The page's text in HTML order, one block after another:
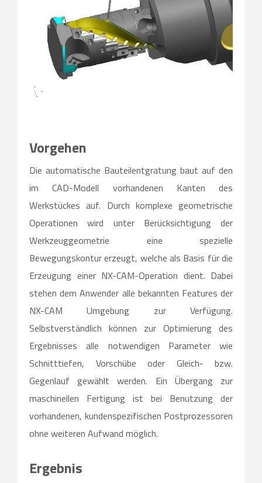
Vorgehen
Die automatische Bauteilentgratung baut auf den
im CAD-Modell vorhandenen Kanten des
Werkstückes auf. Durch komplexe geometrische
Operationen wird unter Berücksichtigung der
Werkzeuggeometrie eine spezielle
Bewegungskontur erzeugt, welche als Basis für die
Erzeugung einer NX-CAM-Operation dient. Dabei
stehen dem Anwender alle bekannten Features der
NX-CAM Umgebung zur Verfügung.
Selbstverständlich können zur Optimierung des
Ergebnisses alle notwendigen Parameter wie
Schnitttiefen, Vorschübe oder Gleich- bzw.
Gegenlauf gewählt werden. Ein Übergang zur
maschinellen Fertigung ist bei Benutzung der
vorhandenen, kundenspezifischen Postprozessoren
ohne weiteren Aufwand möglich.
Ergebnis